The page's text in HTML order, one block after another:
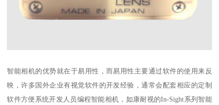
智能相机的优势就在于易用性，而易用性主要通过软件的使用来反
映，许多国外企业有视觉软件的开发经验，通常会配套相应的定制
软件方便系统开发人员编程智能相机，如康耐视的In-Sight系列智能